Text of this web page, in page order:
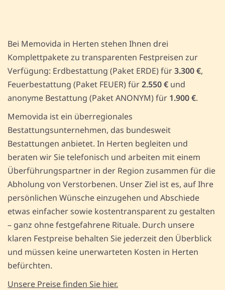
Bei Memovida in Herten stehen Ihnen drei
Komplettpakete zu transparenten Festpreisen zur
Verfügung: Erdbestattung (Paket ERDE) für3.300 €,
Feuerbestattung (Paket FEUER) für2.550 € und
anonyme Bestattung (Paket ANONYM) für 1.900 €.
Memovida ist ein überregionales
Bestattungsunternehmen, das bundesweit
Bestattungen anbietet. In Herten begleiten und
beraten wir Sie telefonisch und arbeiten mit einem
Überführungspartner in der Region zusammen für die
Abholung von Verstorbenen. Unser Ziel ist es, auf Ihre
persönlichen Wünsche einzugehen und Abschiede
etwas einfacher sowie kostentransparent zu gestalten
– ganz ohne festgefahrene Rituale. Durch unsere
klaren Festpreise behalten Sie jederzeit den Überblick
und müssen keine unerwarteten Kosten in Herten
befürchten.
Unsere Preise finden Sie hier.